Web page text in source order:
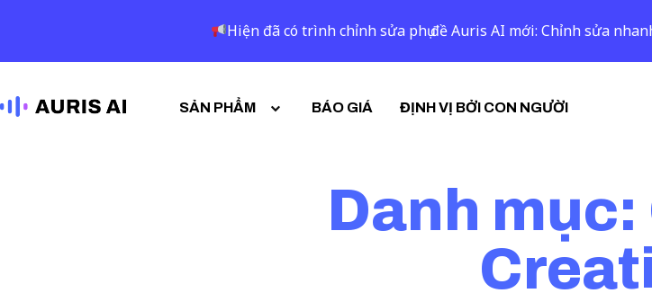
SẢN PHẨM BÁO GIÁ ĐỊNH VỊ BỞI CON NGƯỜI
Danh
Hiện đã có trình chỉnh sửa phụ đề Auris AI mới: Chỉnh sửa